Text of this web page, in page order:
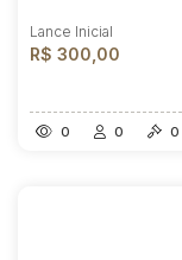
Lance Inicial
R$ 300,00
0 0 0